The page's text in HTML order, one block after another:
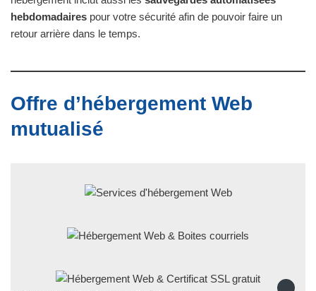
hebdomadaires pour votre sécurité afin de pouvoir faire un
retour arrière dans le temps.
Offre d’hébergement Web
mutualisé